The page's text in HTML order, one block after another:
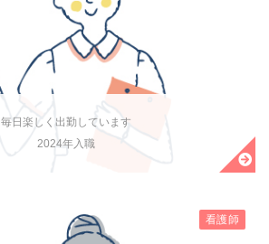
毎日楽しく出勤しています
2024年入職
看護師